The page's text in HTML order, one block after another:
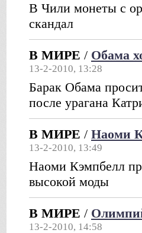
В Чили монеты с
скандал
В МИРЕ / Обама
13-2-2010, 13:28
Барак Обама
после урагана
В МИРЕ / Наоми
13-2-2010, 13:49
Наоми Кэмпбелл
высокой моды
В МИРЕ /
13-2-2010, 14:58